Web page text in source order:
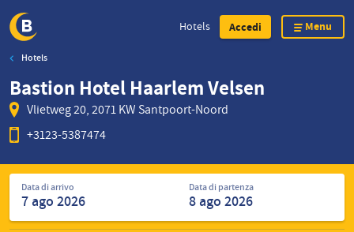
Skip
main
content
Hotels Accedi Menu
Hotels
Bastion Hotel Haarlem Velsen
Vlietweg 20, 2071 KW Santpoort-Noord
+3123-5387474
Cerca
hotelData di arrivo Data di partenza